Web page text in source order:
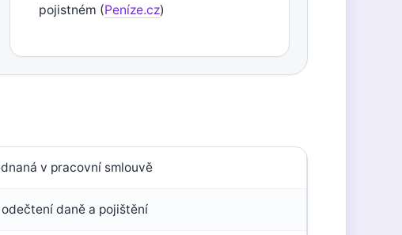
pojistném (Peníze.cz)
v pracovní smlouvě
daně a pojištění